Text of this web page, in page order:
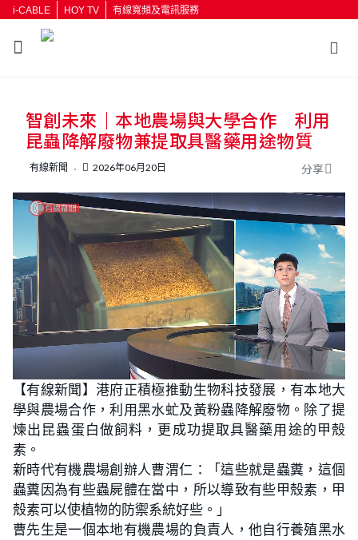
i-CABLE HOY TV 有線寬頻及電訊服務
按輸入鍵開始搜尋
智創未來｜本地農場與大學合作 利用
昆蟲降解廢物兼提取具醫藥用途物質
有線新聞 2026年06月20日 分享
n
m
t
e
o
a
d
e
d
:
1
7
1
%
【有線新聞】港府正積極推動生物科技發展，有本地大
學與農場合作，利用黑水虻及黃粉蟲降解廢物。除了提
煉出昆蟲蛋白做飼料，更成功提取具醫藥用途的甲殼
素。
新時代有機農場創辦人曹渭仁：「這些就是蟲糞，這個
蟲糞因為有些蟲屍體在當中，所以導致有些甲殼素，甲
殼素可以使植物的防禦系統好些。」
曹先生是一個本地有機農場的負責人，他自行養殖黑水